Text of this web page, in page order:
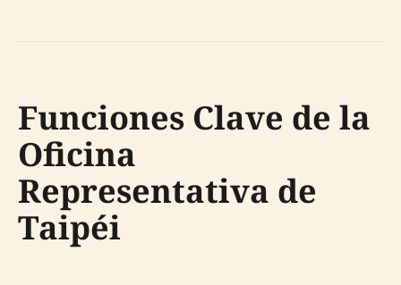
Funciones Clave de la
Oficina
Representativa de
Taipéi